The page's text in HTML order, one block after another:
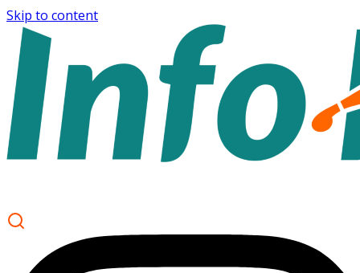
Skip to content